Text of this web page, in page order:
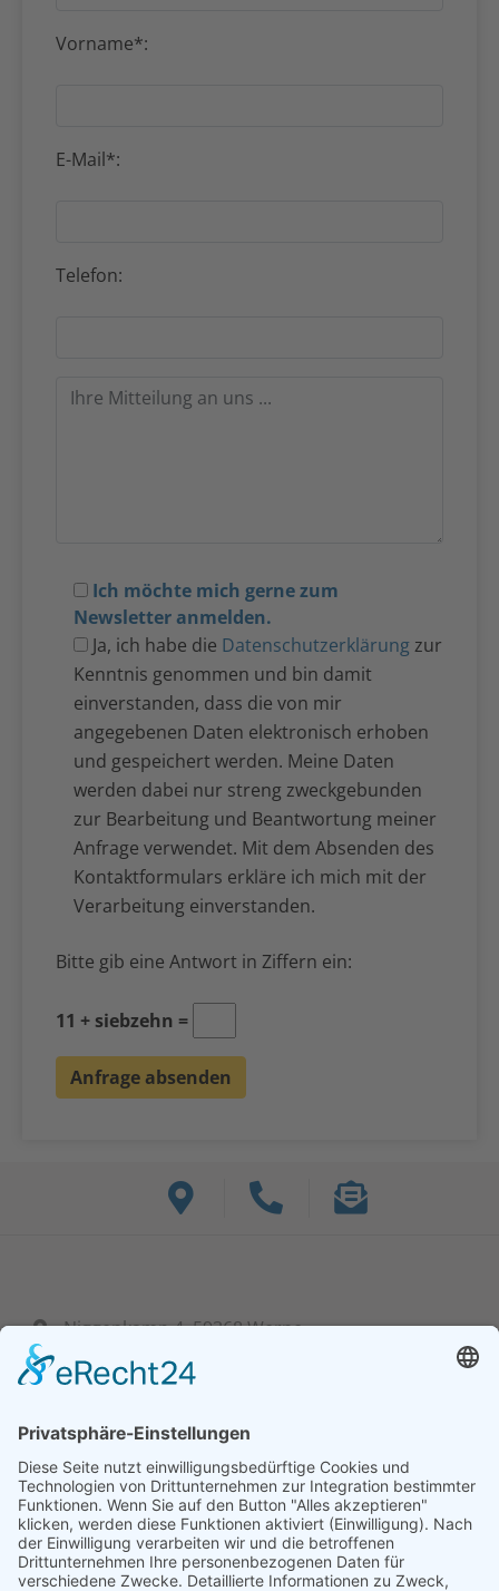
Vorname*:
E-Mail*:
Telefon:
Ich möchte mich gerne zum
Newsletter anmelden.
Ja, ich habe die Datenschutzerklärungzur
Kenntnis genommen und bin damit
einverstanden, dass die von mir
angegebenen Daten elektronisch erhoben
und gespeichert werden. Meine Daten
werden dabei nur streng zweckgebunden
zur Bearbeitung und Beantwortung meiner
Anfrage verwendet. Mit dem Absenden des
Kontaktformulars erkläre ich mich mit der
Verarbeitung einverstanden.
Bitte gib eine Antwort in Ziffern ein:
11 + siebzehn =
Niggenkamp 4, 59368 Werne
+ 49 (0) 23 89 95 39 60-0
Mo - Fr: 7:30 bis 15:00 Uhr
Unsere Lösungen
Unser Serviceangebot Steuerungen